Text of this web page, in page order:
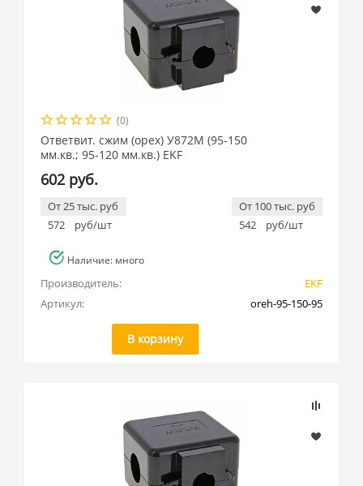
Розничная цена
Производитель
EKF (12)
(0)
Ответвит. сжим (орех) У872М (95-150
мм.кв.; 95-120 мм.кв.) EKF
602 руб.
От 25 тыс. руб
572
руб/шт
От 100 тыс. руб
542
руб/шт
Наличие: много
Производитель:
EKF
Артикул:
oreh-95-150-95
В корзину